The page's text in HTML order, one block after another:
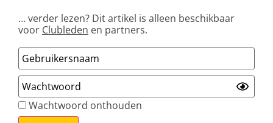
… verder lezen? Dit artikel is alleen beschikbaar
voor Clubleden en partners.
Wachtwoord onthouden